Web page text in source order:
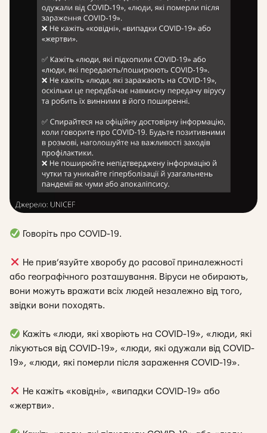
Говоріть про COVID-19.
Не прив’язуйте хворобу до расової приналежності
або географічного розташування. Віруси не обирають,
вони можуть вражати всіх людей незалежно від того,
звідки вони походять.
Кажіть «люди, які хворіють на COVID-19», «люди, які
лікуються від COVID-19», «люди, які одужали від COVID-
19», «люди, які померли після зараження COVID-19».
Не кажіть «ковідні», «випадки COVID-19» або
«жертви».